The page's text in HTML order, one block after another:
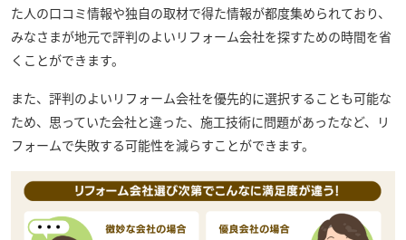
た人の口コミ情報や独自の取材で得た情報が都度集められており、
みなさまが地元で評判のよいリフォーム会社を探すための時間を省
くことができます。
また、評判のよいリフォーム会社を優先的に選択することも可能な
ため、思っていた会社と違った、施工技術に問題があったなど、リ
フォームで失敗する可能性を減らすことができます。